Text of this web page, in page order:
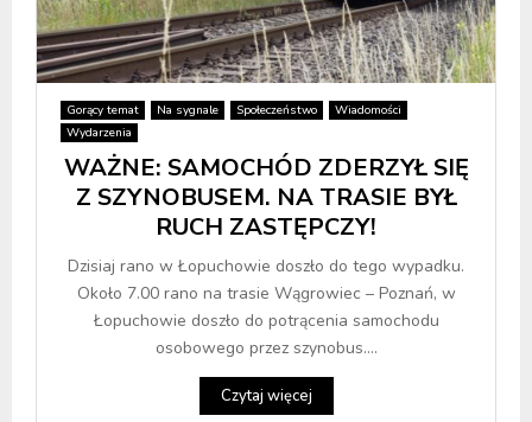
Gorący temat Na sygnale Społeczeństwo
Wiadomości
Wydarzenia
WAŻNE: SAMOCHÓD ZDERZYŁ SIĘ
Z SZYNOBUSEM. NA TRASIE BYŁ
RUCH ZASTĘPCZY!
Dzisiaj rano w Łopuchowie doszło do tego wypadku.
Około 7.00 rano na trasie Wągrowiec – Poznań, w
Łopuchowie doszło do potrącenia samochodu
osobowego przez szynobus....
Czytaj więcej